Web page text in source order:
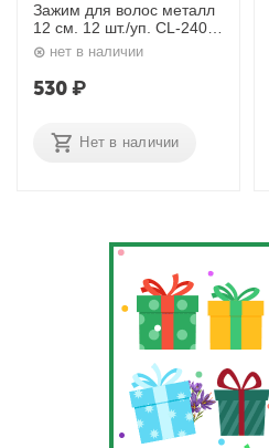
Зажим для волос металл
12 см. 12 шт./уп. CL-2406
Dewal
нет в наличии
530₽
Нет в наличии